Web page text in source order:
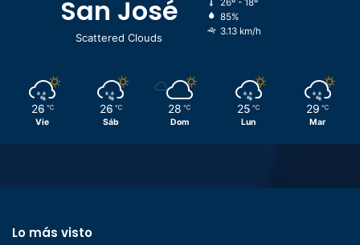
San José
Scattered Clouds
85%
3.13 km/h
26 ℃
Vie
26 ℃
Sáb
28 ℃
Dom
25 ℃
Lun
29 ℃
Mar
Lo más visto